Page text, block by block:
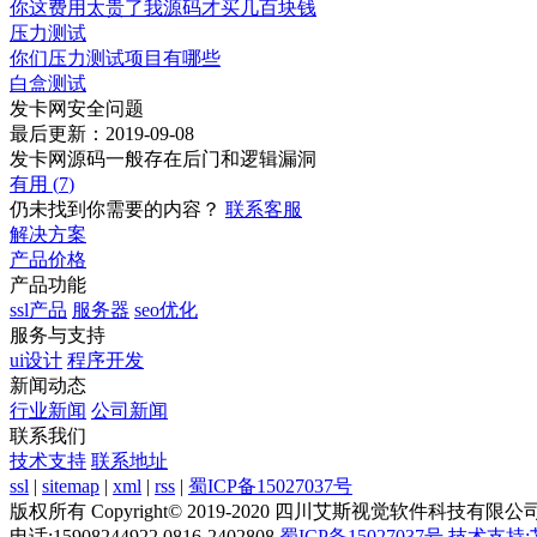
你这费用太贵了我源码才买几百块钱
压力测试
你们压力测试项目有哪些
白盒测试
发卡网安全问题
最后更新：2019-09-08
发卡网源码一般存在后门和逻辑漏洞
有用 (7)
仍未找到你需要的内容？ 联系客服
解决方案
产品价格
产品功能
ssl产品 服务器 seo优化
服务与支持
ui设计 程序开发
新闻动态
行业新闻 公司新闻
联系我们
技术支持 联系地址
ssl | sitemap | xml | rss | 蜀ICP备15027037号
版权所有 Copyright© 2019-2020 四川艾斯视觉软件科技有限公司